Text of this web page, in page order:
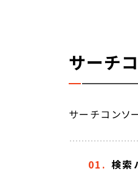
サーチ
サーチコンソ
検索